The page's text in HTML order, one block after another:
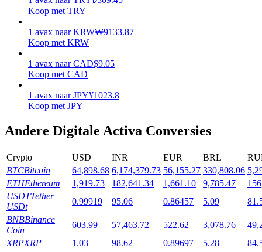
Uitzetten
Hoog rendement en directe toegang
Flexibel staken om populaire tokens te verdienen.
Koop met TRY
1 avax naar KRW₩9133.87
Koop met KRW
1 avax naar CAD$9.05
Koop met CAD
1 avax naar JPY¥1023.8
Koop met JPY
Andere Digitale Activa Conversies
Crypto USD INR EUR BRL
BTCBitcoin 64,898.68 6,174,379.73 56,155.27 330,808.06
ETHEthereum 1,919.73 182,641.34 1,661.10 9,785.47
USDTTether
USDt
0.99919 95.06 0.86457 5.09
BNBBinance
Coin
603.99 57,463.72 522.62 3,078.76
XRPXRP 1.03 98.62 0.89697 5.28